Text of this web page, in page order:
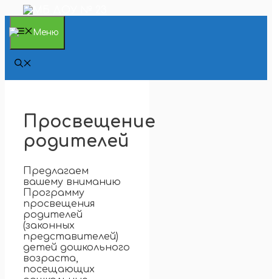
Перейти
содержимому
Меню
Просвещение
родителей
Предлагаем
вашему вниманию
Программу
просвещения
родителей
(законных
представителей)
детей дошкольного
возраста,
посещающих